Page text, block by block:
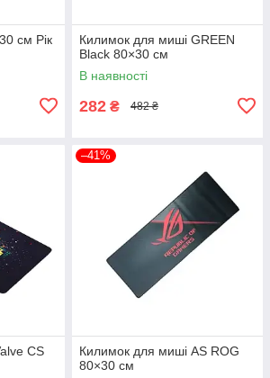
см Рік
Килимок для миші GREEN
Black 80×30 см
В наявності
282 ₴ 482 ₴
CS
–41%
Килимок для миші AS ROG
80×30 см